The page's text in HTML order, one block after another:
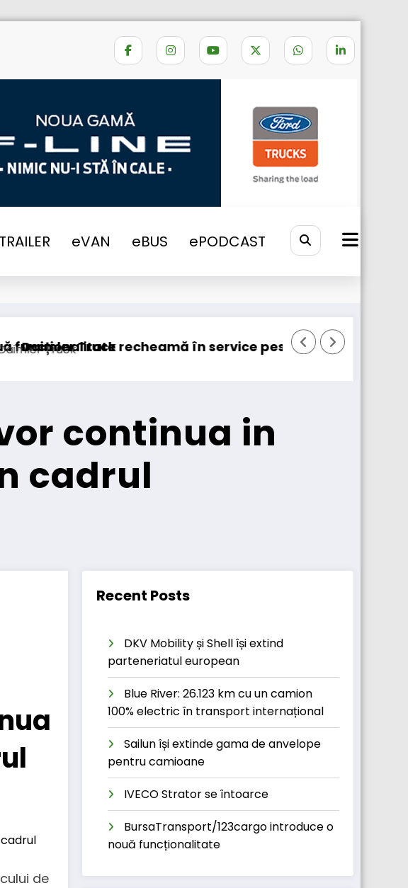
eVAN eBUS ePODCAST
eNEWS
2023
19 Februarie in cadrul campaniei “Truck&Bus”
peste 131.000 de camioane
DKV Mobility achiziționează pachetul
continua in
cadrul
de
Recent Posts
DKV Mobility și Shell își extind
parteneriatul european
Blue River: 26.123 km cu un camion
100% electric în transport internațional
Sailun își extinde gama de anvelope
pentru camioane
IVECO Strator se întoarce
BursaTransport/123cargo introduce o
nouă funcționalitate